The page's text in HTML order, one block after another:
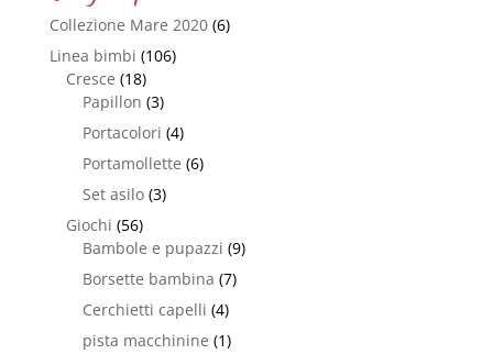
Collezione Mare 2020 (6)
Linea bimbi (106)
Cresce (18)
Papillon (3)
Portacolori (4)
Portamollette (6)
Set asilo (3)
Giochi (56)
Bambole e pupazzi (9)
Borsette bambina (7)
Cerchietti capelli (4)
pista macchinine (1)